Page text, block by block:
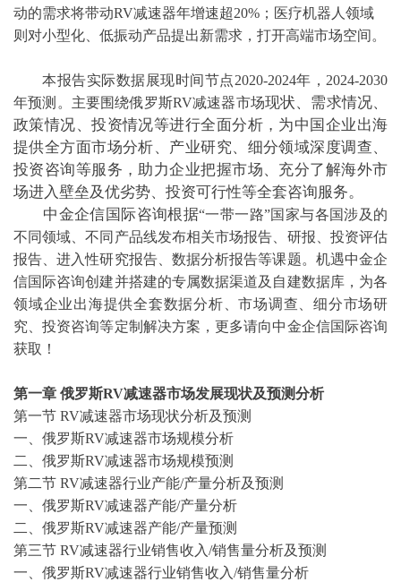
动的需求将带动RV减速器年增速超20%；医疗机器人领域
则对小型化、低振动产品提出新需求，打开高端市场空间。
本报告实际数据展现时间节点2020-2024年，2024-2030
年预测。主要围绕俄罗斯RV减速器市场现状、需求情况、
政策情况、投资情况等进行全面分析，为中国企业出海
提供全方面市场分析、产业研究、细分领域深度调查、
投资咨询等服务，助力企业把握市场、充分了解海外市
场进入壁垒及优劣势、投资可行性等全套咨询服务。
中金企信国际咨询根据“一带一路”国家与各国涉及的
不同领域、不同产品线发布相关市场报告、研报、投资评估
报告、进入性研究报告、数据分析报告等课题。机遇中金企
信国际咨询创建并搭建的专属数据渠道及自建数据库，为各
领域企业出海提供全套数据分析、市场调查、细分市场研
究、投资咨询等定制解决方案，更多请向中金企信国际咨询
获取！
第一章 俄罗斯RV减速器市场发展现状及预测分析
第一节 RV减速器市场现状分析及预测
一、俄罗斯RV减速器市场规模分析
二、俄罗斯RV减速器市场规模预测
第二节 RV减速器行业产能/产量分析及预测
一、俄罗斯RV减速器产能/产量分析
二、俄罗斯RV减速器产能/产量预测
第三节 RV减速器行业销售收入/销售量分析及预测
一、俄罗斯RV减速器行业销售收入/销售量分析